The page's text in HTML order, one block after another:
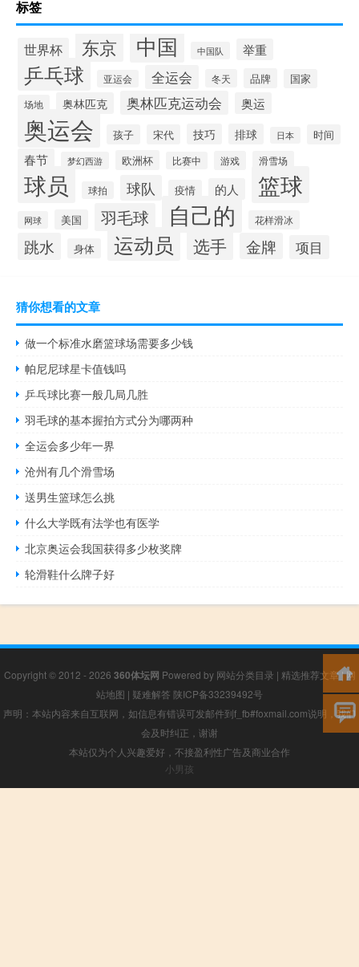
标签
世界杯 东京 中国 中国队 举重
乒乓球 亚运会 全运会 冬天 品牌 国家
场地 奥林匹克 奥林匹克运动会 奥运
奥运会 孩子 宋代 技巧 排球 日本 时间
春节 梦幻西游 欧洲杯 比赛中 游戏 滑雪场
球员 球拍 球队 疫情 的人 篮球
网球 美国 羽毛球 自己的 花样滑冰
跳水 身体 运动员 选手 金牌 项目
猜你想看的文章
做一个标准水磨篮球场需要多少钱
帕尼尼球星卡值钱吗
乒乓球比赛一般几局几胜
羽毛球的基本握拍方式分为哪两种
全运会多少年一界
沧州有几个滑雪场
送男生篮球怎么挑
什么大学既有法学也有医学
北京奥运会我国获得多少枚奖牌
轮滑鞋什么牌子好
Copyright © 2012 - 2026 360体坛网 Powered by 网站分类目录 | 精选推荐文章|网
站地图 | 疑难解答 陕ICP备33239492号
声明：本站内容来自互联网，如信息有错误可发邮件到f_fb#foxmail.com说明，我们
会及时纠正，谢谢
本站仅为个人兴趣爱好，不接盈利性广告及商业合作
小男孩